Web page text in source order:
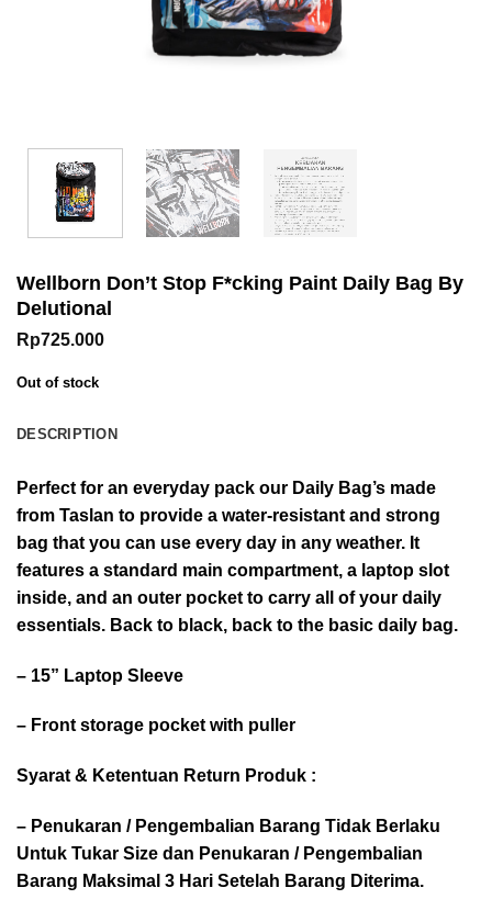
Wellborn Don’t Stop F*cking Paint Daily Bag By
Delutional
Rp725.000
Out of stock
DESCRIPTION
Perfect for an everyday pack our Daily Bag’s made
from Taslan to provide a water-resistant and strong
bag that you can use every day in any weather. It
features a standard main compartment, a laptop slot
inside, and an outer pocket to carry all of your daily
essentials. Back to black, back to the basic daily bag.
– 15” Laptop Sleeve
– Front storage pocket with puller
Syarat & Ketentuan Return Produk :
– Penukaran / Pengembalian Barang Tidak Berlaku
Untuk Tukar Size dan Penukaran / Pengembalian
Barang Maksimal 3 Hari Setelah Barang Diterima.